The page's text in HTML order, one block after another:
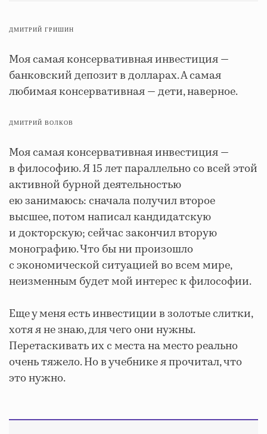
ДМИТРИЙ ГРИШИН
Моя самая консервативная инвестиция —
банковский депозит в долларах. А самая
любимая консервативная — дети, наверное.
ДМИТРИЙ ВОЛКОВ
Моя самая консервативная инвестиция —
в философию. Я 15 лет параллельно со всей этой
активной бурной деятельностью
ею занимаюсь: сначала получил второе
высшее, потом написал кандидатскую
и докторскую; сейчас закончил вторую
монографию. Что бы ни произошло
с экономической ситуацией во всем мире,
неизменным будет мой интерес к философии.
Еще у меня есть инвестиции в золотые слитки,
хотя я не знаю, для чего они нужны.
Перетаскивать их с места на место реально
очень тяжело. Но в учебнике я прочитал, что
это нужно.